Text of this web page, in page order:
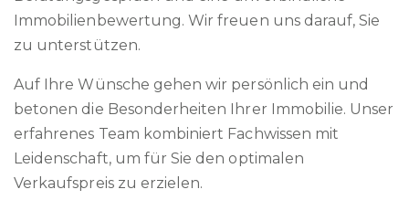
Immobilienbewertung. Wir freuen uns darauf, Sie
zu unterstützen.
Auf Ihre Wünsche gehen wir persönlich ein und
betonen die Besonderheiten Ihrer Immobilie. Unser
erfahrenes Team kombiniert Fachwissen mit
Leidenschaft, um für Sie den optimalen
Verkaufspreis zu erzielen.